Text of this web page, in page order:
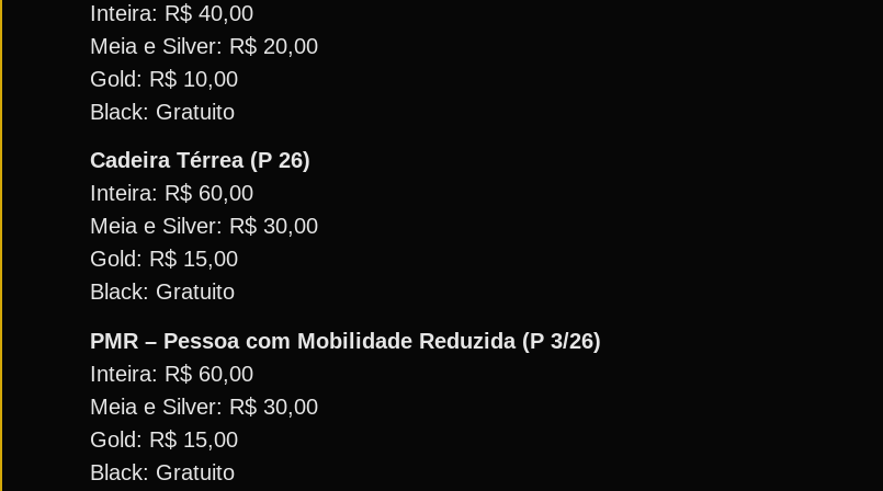
Inteira: R$ 40,00
Meia e Silver: R$ 20,00
Gold: R$ 10,00
Black: Gratuito
Cadeira Térrea (P 26)
Inteira: R$ 60,00
Meia e Silver: R$ 30,00
Gold: R$ 15,00
Black: Gratuito
PMR – Pessoa com Mobilidade Reduzida (P 3/26)
Inteira: R$ 60,00
Meia e Silver: R$ 30,00
Gold: R$ 15,00
Black: Gratuito